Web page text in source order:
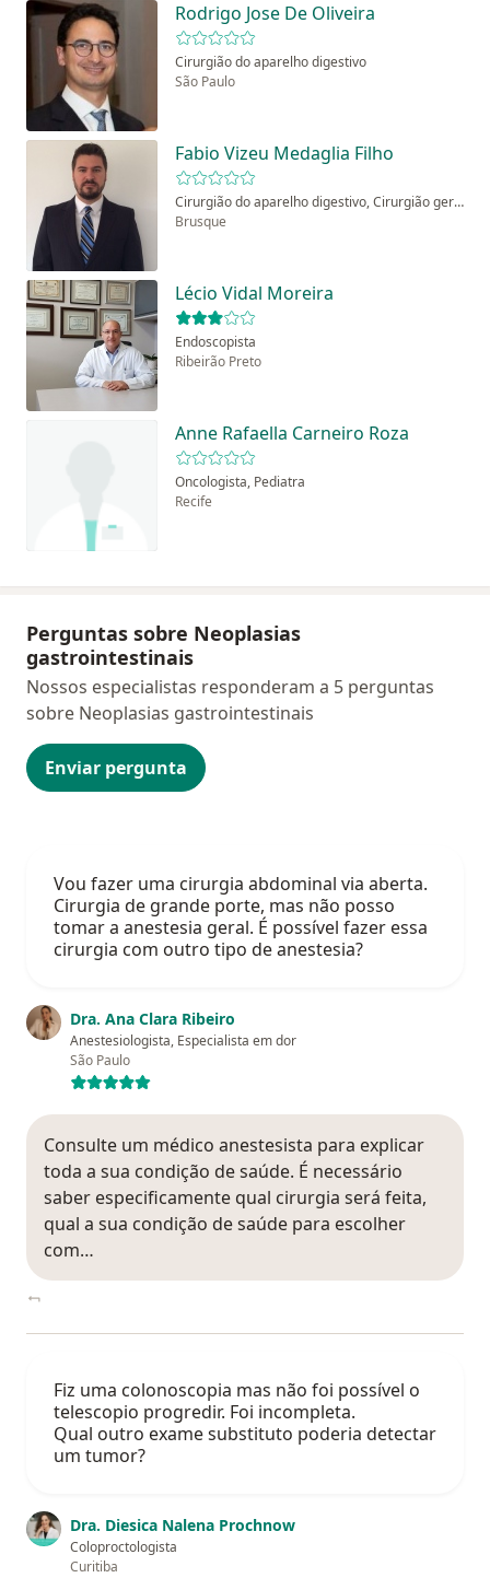
Rodrigo Jose De Oliveira
Cirurgião do aparelho digestivo
São Paulo
Fabio Vizeu Medaglia Filho
Cirurgião do aparelho digestivo, Cirurgião geral, Médico clínico geral
Brusque
Lécio Vidal Moreira
Endoscopista
Ribeirão Preto
Anne Rafaella Carneiro Roza
Oncologista, Pediatra
Recife
Perguntas sobre Neoplasias
gastrointestinais
Enviar pergunta
Nossos especialistas responderam a 5 perguntas
sobre Neoplasias gastrointestinais
Vou fazer uma cirurgia abdominal via aberta.
Cirurgia de grande porte, mas não posso
tomar a anestesia geral. É possível fazer essa
cirurgia com outro tipo de anestesia?
Dra. Ana Clara Ribeiro
Anestesiologista, Especialista em dor
São Paulo
Consulte um médico anestesista para explicar
toda a sua condição de saúde. É necessário
saber especificamente qual cirurgia será feita,
qual a sua condição de saúde para escolher
com…
Fiz uma colonoscopia mas não foi possível o
telescopio progredir. Foi incompleta.
Qual outro exame substituto poderia detectar
um tumor?
Dra. Diesica Nalena Prochnow
Coloproctologista
Curitiba